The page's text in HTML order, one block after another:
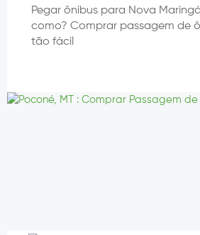
Pegar ônibus para Nova
como? Comprar passagem de
tão fácil